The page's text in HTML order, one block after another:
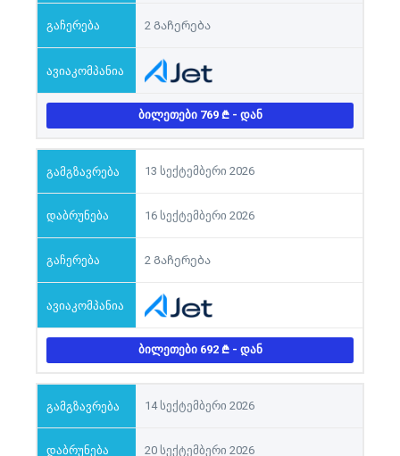
2 Გაჩერება
ᲑᲘᲚᲔᲗᲔᲑᲘ 769 - ᲓᲐᲜ
13 სექტემბერი 2026
16 სექტემბერი 2026
2 Გაჩერება
ᲑᲘᲚᲔᲗᲔᲑᲘ 692 - ᲓᲐᲜ
14 სექტემბერი 2026
20 სექტემბერი 2026